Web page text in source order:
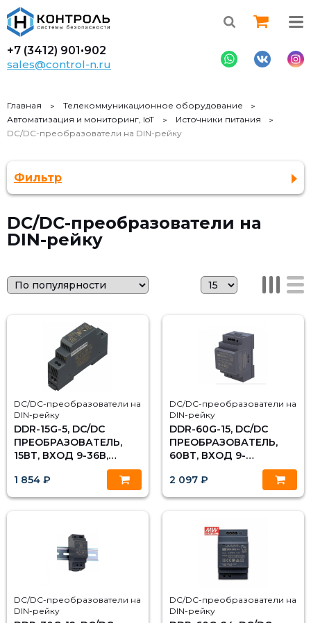
+7 (3412) 901•902
sales@control-n.ru
Главная
Телекоммуникационное оборудование
Автоматизация и мониторинг, IoT
Источники питания
DC/DC-преобразователи на DIN-рейку
DC/DC-преобразователи на
DIN-рейку
DC/DC-преобразователи на
DIN-рейку
DDR-15G-5, DC/DC
ПРЕОБРАЗОВАТЕЛЬ,
15ВТ, ВХОД 9-36В,
ВЫХОД 5В/3А MEAN
WELL
1 854 ₽
DC/DC-преобразователи на
DIN-рейку
DDR-60G-15, DC/DC
ПРЕОБРАЗОВАТЕЛЬ,
60ВТ, ВХОД 9-
36В,ВЫХОД 15В/4А
MEAN WELL
2 097 ₽
DC/DC-преобразователи на
DIN-рейку
DC/DC-преобразователи на
DIN-рейку
Фильтр